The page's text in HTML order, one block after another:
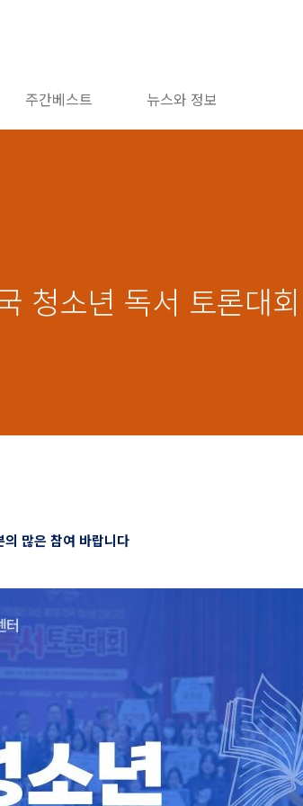
주간베스트 뉴스와 정보
청소년 독서 토론대회
의 많은 참여 바랍니다